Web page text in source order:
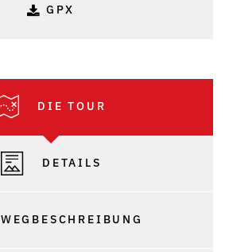
GPX
DIE TOUR
DETAILS
WEGBESCHREIBUNG